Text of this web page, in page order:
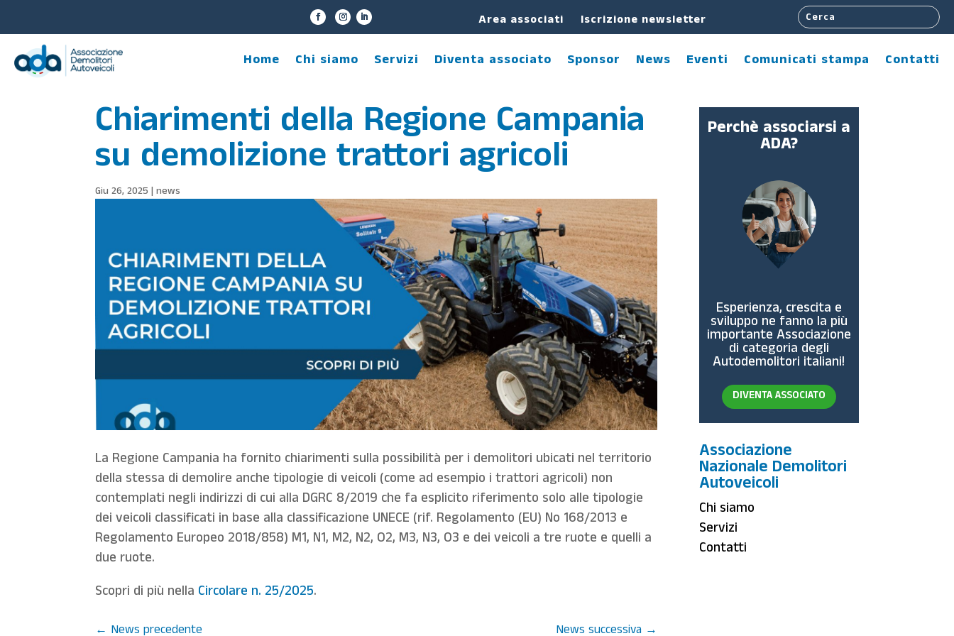
Area associati Iscrizione newsletter
Home Chi siamo Servizi Diventa associato Sponsor News Eventi Comunicati stampa Contatti
Chiarimenti della Regione Campania
su demolizione trattori agricoli
Giu 26, 2025 |news
La Regione Campania ha fornito chiarimenti sulla possibilità per i demolitori ubicati nel territorio
della stessa di demolire anche tipologie di veicoli (come ad esempio i trattori agricoli) non
contemplati negli indirizzi di cui alla DGRC 8/2019 che fa esplicito riferimento solo alle tipologie
dei veicoli classificati in base alla classificazione UNECE (rif. Regolamento (EU) No 168/2013 e
Regolamento Europeo 2018/858) M1, N1, M2, N2, O2, M3, N3, O3 e dei veicoli a tre ruote e quelli a
due ruote.
Scopri di più nella Circolare n. 25/2025.
← News precedente News successiva →
Perchè associarsi a
ADA?
Esperienza, crescita e
sviluppo ne fanno la più
importante Associazione
di categoria degli
Autodemolitori italiani!
DIVENTA ASSOCIATO
Associazione
Nazionale Demolitori
Autoveicoli
Chi siamo
Servizi
Contatti